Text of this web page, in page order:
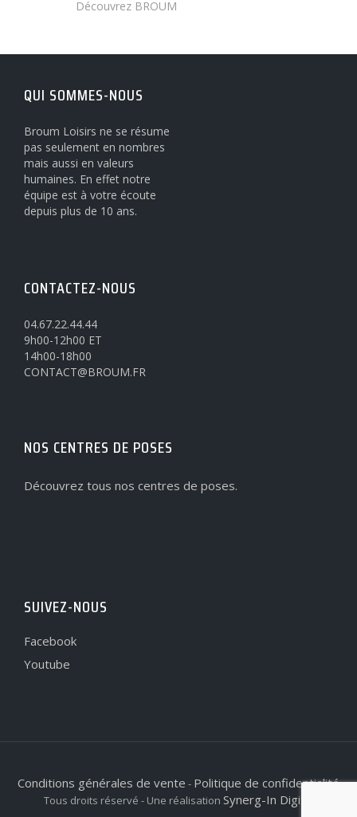
Découvrez BROUM
QUI SOMMES-NOUS
Broum Loisirs ne se résume
pas seulement en nombres
mais aussi en valeurs
humaines. En effet notre
équipe est à votre écoute
depuis plus de 10 ans.
CONTACTEZ-NOUS
04.67.22.44.44
9h00-12h00 ET
14h00-18h00
CONTACT@BROUM.FR
NOS CENTRES DE POSES
Découvrez tous nos centres de poses.
SUIVEZ-NOUS
Facebook
Youtube
Conditions générales de vente - Politique de confidentialité
Tous droits réservé - Une réalisation Synerg-In Digital